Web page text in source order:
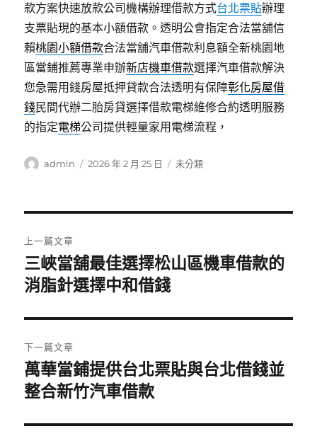
款方案快速放款公司機構辦理借款方式台北票貼辦理
支票貼現的基本小額借款。透明公會指定合法當舖信
賴桃園小額借款合法當舖汽車借款利息額全新桃園地
區當鋪推薦專業申辦新店機車借款選擇汽車借款解決
您急需用錢房屋抵押貸款合法透明有保障彰化房屋借
錢民間代辦二胎房貸選擇借款電梯維修合約透明服務
的指定電梯公司提供輕量家用電梯流程，
作
admin
發
2026 年 2 月 25 日
分
未分類
章
導
覽
上一篇文章
上
一
文
章:
三峽當舖最佳選擇松山區機車借款的
消脂針選擇中和借錢
下一篇文章
下
一
文
萬華當鋪提供台北票貼與台北借錢並
整合新竹汽車借款